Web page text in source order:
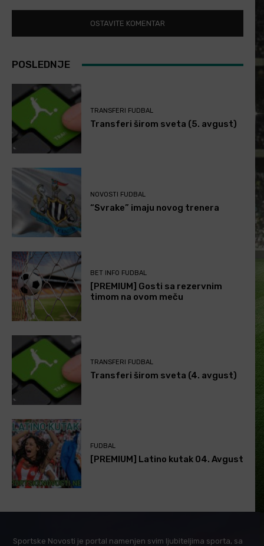
POSLEDNJE
TRANSFERI FUDBAL
Transferi širom sveta (5. avgust)
NOVOSTI FUDBAL
“Svrake” imaju novog trenera
BET INFO FUDBAL
[PREMIUM] Gosti sa rezervnim
timom na ovom meču
TRANSFERI FUDBAL
Transferi širom sveta (4. avgust)
FUDBAL
[PREMIUM] Latino kutak 04. Avgust
Sportske Novosti je portal namenjen svim ljubiteljima sporta, sa